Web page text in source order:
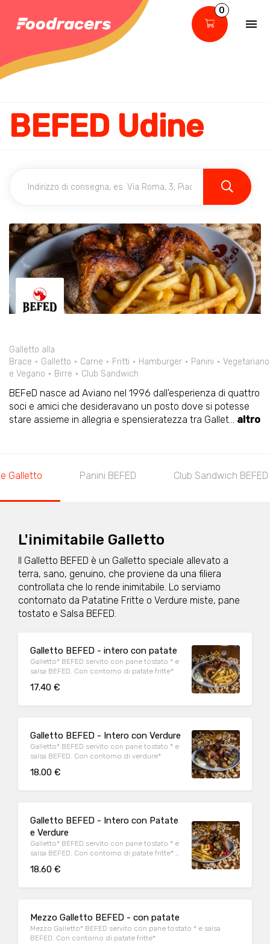
0
BEFED Udine
Galletto alla
Brace
Galletto Carne Fritti Hamburger Panini
Vegetariano
e Vegano
Birre Club Sandwich
BEFeD nasce ad Aviano nel 1996 dall'esperienza di quattro
soci e amici che desideravano un posto dove si potesse
stare assieme in allegria e spensieratezza tra Gallet... altro
Galletto Panini BEFED Club Sandwich BEFED
L'inimitabile Galletto
Il Galletto BEFED è un Galletto speciale allevato a
terra, sano, genuino, che proviene da una filiera
controllata che lo rende inimitabile. Lo serviamo
contornato da Patatine Fritte o Verdure miste, pane
tostato e Salsa BEFED.
Galletto BEFED - intero con patate
Galletto* BEFED servito con pane tostato * e
salsa BEFED. Con contorno di patate fritte*
17.40 €
Galletto BEFED - Intero con Verdure
Galletto* BEFED servito con pane tostato * e
salsa BEFED. Con contorno di verdure*
18.00 €
Galletto BEFED - Intero con Patate
e Verdure
Galletto* BEFED servito con pane tostato * e
salsa BEFED. Con contorno di patate fritte* e
18.60 €
Mezzo Galletto BEFED - con patate
Mezzo Galletto* BEFED servito con pane tostato * e salsa
BEFED. Con contorno di patate fritte*